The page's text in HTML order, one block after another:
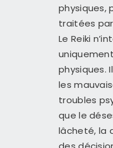
physiques,
traitées par
Le Reiki
physiques.
les
troubles
que le
lâcheté, la